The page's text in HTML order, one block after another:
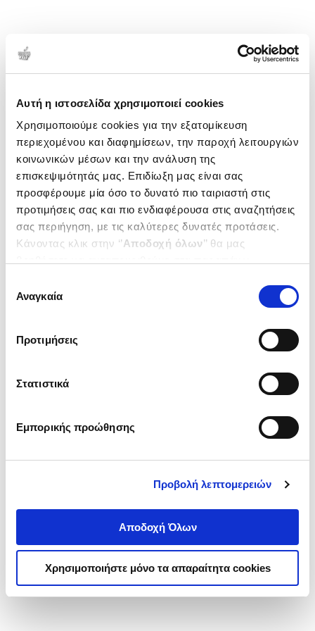
Αυτή η ιστοσελίδα χρησιμοποιεί cookies
Χρησιμοποιούμε cookies για την εξατομίκευση
περιεχομένου και διαφημίσεων, την παροχή λειτουργιών
κοινωνικών μέσων και την ανάλυση της
επισκεψιμότητάς μας. Επιδίωξη μας είναι σας
προσφέρουμε μία όσο το δυνατό πιο ταιριαστή στις
προτιμήσεις σας και πιο ενδιαφέρουσα στις αναζητήσεις
σας περιήγηση, με τις καλύτερες δυνατές προτάσεις.
Κάνοντας κλικ στην ‘’Αποδοχή όλων’’ θα μας
ενδιαφέρουν και να επιλέξετε από τα παρακάτω με την
΄΄και να ενημερωθείτε σχετικά με
συγκατάθεσης
Αναγκαία
Προτιμήσεις
Στατιστικά
Εμπορικής προώθησης
Προβολή λεπτομερειών
Αποδοχή Όλων
Χρησιμοποιήστε μόνο τα απαραίτητα cookies